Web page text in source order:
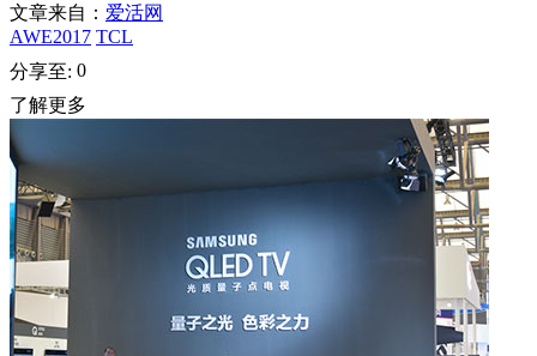
文章来自： 爱活网
AWE2017 TCL
分享至: 0
了解更多